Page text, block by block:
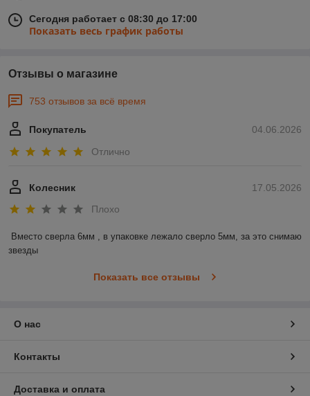
Сегодня работает с 08:30 до 17:00
Показать весь график работы
Отзывы о магазине
753 отзывов за всё время
04.06.2026
Покупатель
Отлично
17.05.2026
Колесник
Плохо
Вместо сверла 6мм , в упаковке лежало сверло 5мм, за это снимаю
звезды
Показать все отзывы
О нас
Контакты
Доставка и оплата